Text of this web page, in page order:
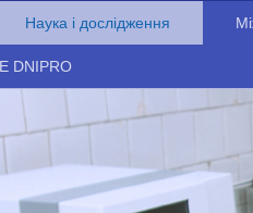
Наука і дослідження
DNIPRO